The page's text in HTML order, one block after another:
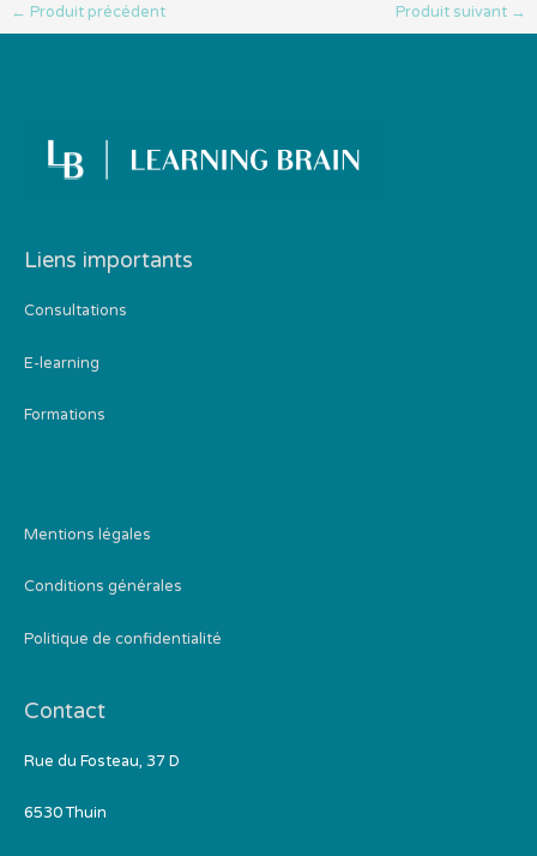
← Produit précédent Produit suivant →
Liens importants
Consultations
E-learning
Formations
Mentions légales
Conditions générales
Politique de confidentialité
Contact
Rue du Fosteau, 37 D
6530 Thuin